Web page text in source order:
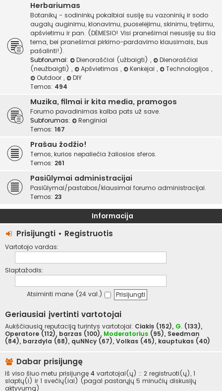
Herbariumas
Botanikų - sodininkų pokalbiai susiję su vazoninių ir sodo
augalų auginimu, klonavimu, puoselėjimu, skinimu, tręšimu,
apšvietimu ir pan. (DĖMESIO! Visi pranešimai nesusiję su šia
tema, bei pranešimai pirkimo-pardavimo klausimais, bus
pašalinti!).
Subforumai:
Dienoraščiai (užbaigti) ,
Dienoraščiai
(neužbaigti) , Apšvietimas , Kenkėjai , Technologijos ,
Outdoor ,
DIY
Temos: 494
Muzika, filmai ir kita media, pramogos
Forumo pavadinimas kalba pats už save.
Subforumas:
Renginiai
Temos: 167
Prašau žodžio!
Temos, kurios nepaliečia žaliosios sferos.
Temos: 261
Pasiūlymai administracijai
Pasiūlymai/pastabos/klausimai forumo administracijai.
Temos: 23
Informacija
Prisijungti • Registruotis
Vartotojo vardas:
Slaptažodis:
Atsiminti mane (24 val.)
Geriausiai įvertinti vartotojai
Aukščiausią reputaciją turintys vartotojai: Ciakis (152), G. (133),
Operatore (112), barzas (100), Moderatorius (95), Seedman
(84), barzdyla (68), quNNcy (67), Volkas (45), kauptukas (40)
Dabar prisijungę
Iš viso šiuo metu prisijungę 4 vartotojai(ų) :: 2 registruoti(ų), 1
slaptų(i) ir 1 svečių(iai) (pagal pastarųjų 5 minučių diskusijų
aktyvumą)